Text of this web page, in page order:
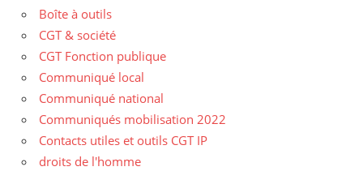
Boîte à outils
CGT & société
CGT Fonction publique
Communiqué local
Communiqué national
Communiqués mobilisation 2022
Contacts utiles et outils CGT IP
droits de l'homme